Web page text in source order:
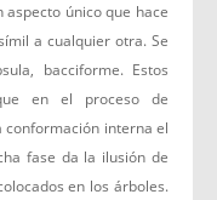
único que hace
a cualquier otra. Se
bacciforme. Estos
en el proceso de
conformación interna el
fase da la ilusión de
en los árboles.